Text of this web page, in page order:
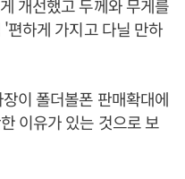
개선했고 두께와 무게를
편하게 가지고 다닐 만하
이 폴더볼폰 판매확대에
이유가 있는 것으로 보